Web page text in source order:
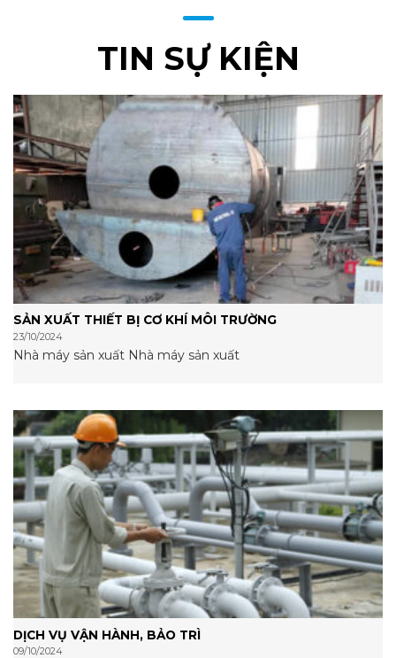
TIN SỰ KIỆN
SẢN XUẤT THIẾT BỊ CƠ KHÍ MÔI TRƯỜNG
23/10/2024
Nhà máy sản xuất Nhà máy sản xuất
DỊCH VỤ VẬN HÀNH, BẢO TRÌ
09/10/2024